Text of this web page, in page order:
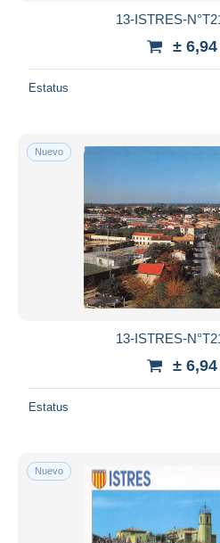
13-ISTRES-
±
Estatus
Nuevo
13-ISTRES-
±
Estatus
Nuevo